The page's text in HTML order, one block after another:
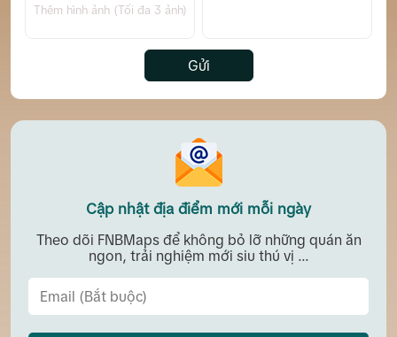
Thêm hình ảnh (Tối đa 3 ảnh)
Gửi
Cập nhật địa điểm mới mỗi ngày
Theo dõi FNBMaps để không bỏ lỡ những quán ăn
ngon, trải nghiệm mới siu thú vị ...